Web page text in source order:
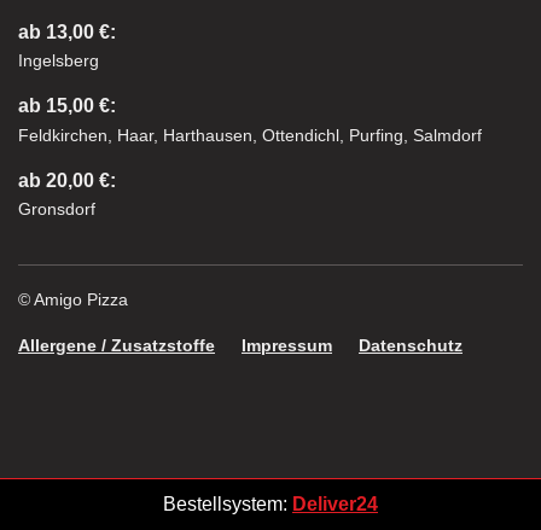
ab 13,00 €:
Ingelsberg
ab 15,00 €:
Feldkirchen, Haar, Harthausen, Ottendichl, Purfing, Salmdorf
ab 20,00 €:
Gronsdorf
© Amigo Pizza
Allergene / Zusatzstoffe Impressum Datenschutz
Bestellsystem: Deliver24